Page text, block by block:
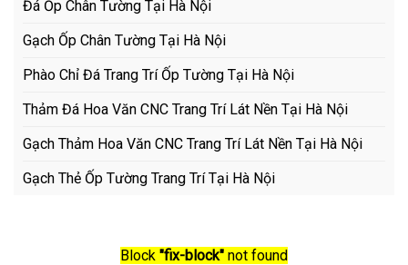
Đá Ốp Chân Tường Tại Hà Nội
Gạch Ốp Chân Tường Tại Hà Nội
Phào Chỉ Đá Trang Trí Ốp Tường Tại Hà Nội
Thảm Đá Hoa Văn CNC Trang Trí Lát Nền Tại Hà Nội
Gạch Thảm Hoa Văn CNC Trang Trí Lát Nền Tại Hà Nội
Gạch Thẻ Ốp Tường Trang Trí Tại Hà Nội
Block "fix-block" not found